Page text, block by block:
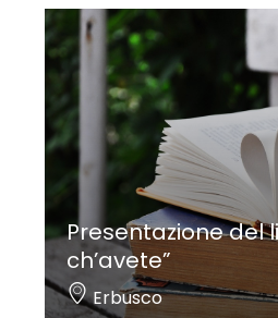
Presentazione del
ch’avete”
Erbusco